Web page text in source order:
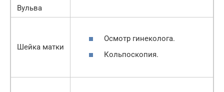
Вульва
Шейка матки
Осмотр гинеколога.
Кольпоскопия.